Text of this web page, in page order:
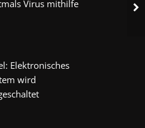
Virus mithilfe
Elektronisches
wird